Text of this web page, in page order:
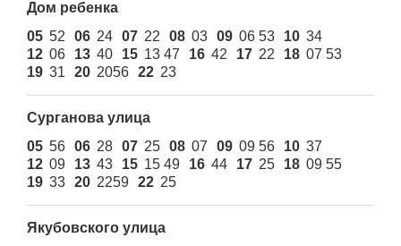
Дом ребенка
05 52 06 24 07 22 08 03 09 06 53 10 34
12 06 13 40 15 13 47 16 42 17 22 18 07 53
19 31 20 2056 22 23
Сурганова улица
05 56 06 28 07 25 08 07 09 09 56 10 37
12 09 13 43 15 15 49 16 44 17 25 18 09 55
19 33 20 2259 22 25
Якубовского улица